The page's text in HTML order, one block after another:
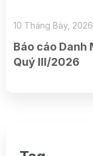
Báo cáo Danh
Quý III/2026
10 Tháng Bảy, 2026